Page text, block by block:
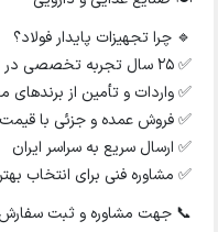
🔹 چرا تجهیزات پایدار فولاد؟
✅ ۲۵ سال تجربه تخصصی در تأمین تیوب‌های فولادی و استیل
✅ واردات و تأمین از برندهای
✅ فروش عمده و جزئی با
✅ ارسال سریع به سراسر ایران
✅ مشاوره فنی برای انتخاب
📞 جهت مشاوره و ثبت